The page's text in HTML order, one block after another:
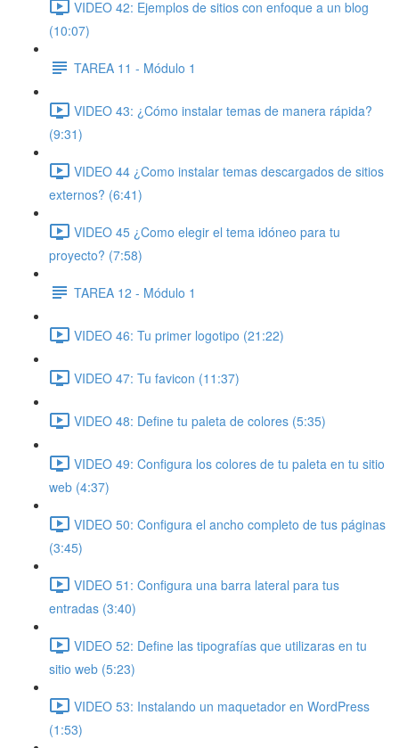
VIDEO 42: Ejemplos de sitios con enfoque a un blog
(10:07)
TAREA 11 - Módulo 1
VIDEO 43: ¿Cómo instalar temas de manera rápida?
(9:31)
VIDEO 44 ¿Como instalar temas descargados de sitios
externos? (6:41)
VIDEO 45 ¿Como elegir el tema idóneo para tu
proyecto? (7:58)
TAREA 12 - Módulo 1
VIDEO 46: Tu primer logotipo (21:22)
VIDEO 47: Tu favicon (11:37)
VIDEO 48: Define tu paleta de colores (5:35)
VIDEO 49: Configura los colores de tu paleta en tu sitio
web (4:37)
VIDEO 50: Configura el ancho completo de tus páginas
(3:45)
VIDEO 51: Configura una barra lateral para tus
entradas (3:40)
VIDEO 52: Define las tipografías que utilizaras en tu
sitio web (5:23)
VIDEO 53: Instalando un maquetador en WordPress
(1:53)